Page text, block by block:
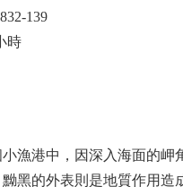
139
時
漁港中，因深入海面的岬
黑的外表則是地質作用造